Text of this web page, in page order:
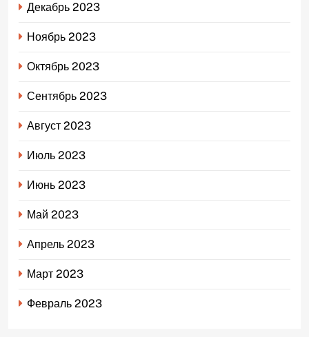
Декабрь 2023
Ноябрь 2023
Октябрь 2023
Сентябрь 2023
Август 2023
Июль 2023
Июнь 2023
Май 2023
Апрель 2023
Март 2023
Февраль 2023